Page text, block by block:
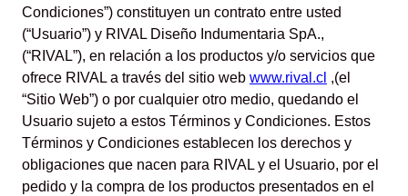
Condiciones”) constituyen un contrato entre usted
(“Usuario”) y RIVAL Diseño Indumentaria SpA.,
(“RIVAL”), en relación a los productos y/o servicios que
ofrece RIVAL a través del sitio web www.rival.cl ,(el
“Sitio Web”) o por cualquier otro medio, quedando el
Usuario sujeto a estos Términos y Condiciones. Estos
Términos y Condiciones establecen los derechos y
obligaciones que nacen para RIVAL y el Usuario, por el
pedido y la compra de los productos presentados en el